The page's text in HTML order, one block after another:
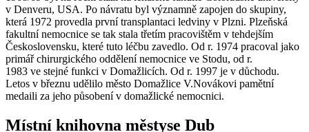
v Denveru, USA. Po návratu byl významně zapojen do skupiny,
která 1972 provedla první transplantaci ledviny v Plzni. Plzeňská
fakultní nemocnice se tak stala třetím pracovištěm v tehdejším
Československu, které tuto léčbu zavedlo. Od r. 1974 pracoval jako
primář chirurgického oddělení nemocnice ve Stodu, od r.
1983 ve stejné funkci v Domažlicích. Od r. 1997 je v důchodu.
Letos v březnu udělilo město Domažlice V.Novákovi pamětní
medaili za jeho působení v domažlické nemocnici.
Místní knihovna městyse Dub